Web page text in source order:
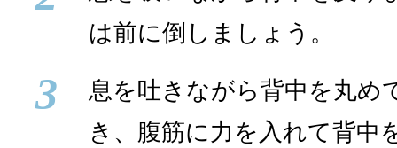
は前に倒しましょう。
3
息を吐きながら背中を丸め
き、腹筋に力を入れて背中